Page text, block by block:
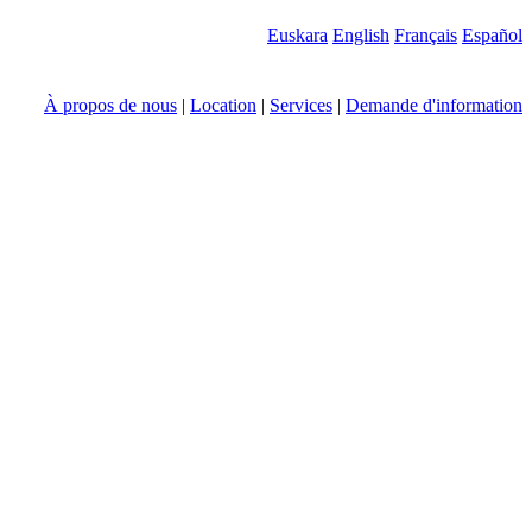
Euskara English Français Español
À propos de nous | Location | Services | Demande d'information